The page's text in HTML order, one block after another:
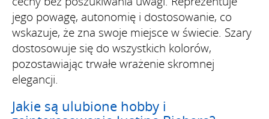
jego powagę, autonomię i dostosowanie, co
wskazuje, że zna swoje miejsce w świecie. Szary
dostosowuje się do wszystkich kolorów,
pozostawiając trwałe wrażenie skromnej
elegancji.
Jakie są ulubione hobby i